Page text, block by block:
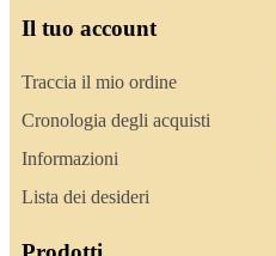
Il tuo account
Traccia il mio ordine
Cronologia degli acquisti
Informazioni
Lista dei desideri